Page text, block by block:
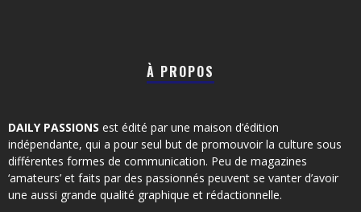
À PROPOS
DAILY PASSIONS est édité par une maison d’édition
indépendante, qui a pour seul but de promouvoir la culture sous
différentes formes de communication. Peu de magazines
‘amateurs’ et faits par des passionnés peuvent se vanter d’avoir
une aussi grande qualité graphique et rédactionnelle.